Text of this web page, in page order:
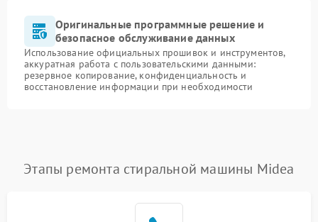
Оригинальные программные решение и
безопасное обслуживание данных
Использование официальных прошивок и инструментов,
аккуратная работа с пользовательскими данными:
резервное копирование, конфиденциальность и
восстановление информации при необходимости
Этапы ремонта стиральной машины Midea